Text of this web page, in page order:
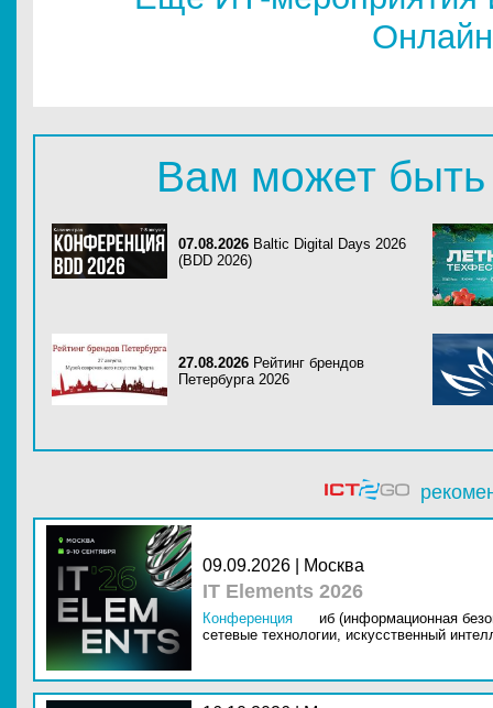
Онлайн
Вам может быть
07.08.2026 Baltic Digital Days 2026
(BDD 2026)
27.08.2026 Рейтинг брендов
Петербурга 2026
09.09.2026 | Москва
IT Elements 2026
Конференция
иб (информационная
сетевые технологии, искусственный